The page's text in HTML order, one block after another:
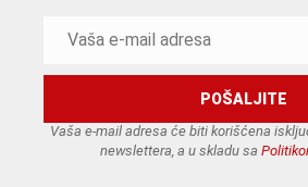
Vaša e-mail adresa će biti korišćena
newslettera, a u skladu sa